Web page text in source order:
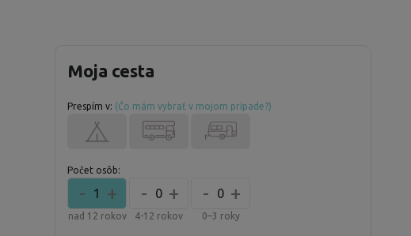
Moja cesta
Prespím v: (Čo mám vybrať v mojom prípade?)
Počet osôb:
- +
1
nad 12 rokov
- +
0
4-12 rokov
- +
0
0–3 roky